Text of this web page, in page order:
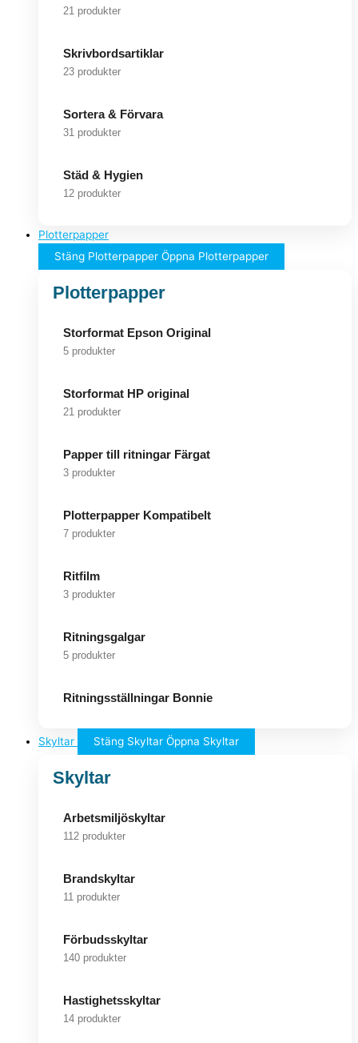
21 produkter
Skrivbordsartiklar
23 produkter
Sortera & Förvara
31 produkter
Städ & Hygien
12 produkter
Plotterpapper
Stäng Plotterpapper Öppna Plotterpapper
Plotterpapper
Storformat Epson Original
5 produkter
Storformat HP original
21 produkter
Papper till ritningar Färgat
3 produkter
Plotterpapper Kompatibelt
7 produkter
Ritfilm
3 produkter
Ritningsgalgar
5 produkter
Ritningsställningar Bonnie
Skyltar Stäng Skyltar Öppna Skyltar
Skyltar
Arbetsmiljöskyltar
112 produkter
Brandskyltar
11 produkter
Förbudsskyltar
140 produkter
Hastighetsskyltar
14 produkter